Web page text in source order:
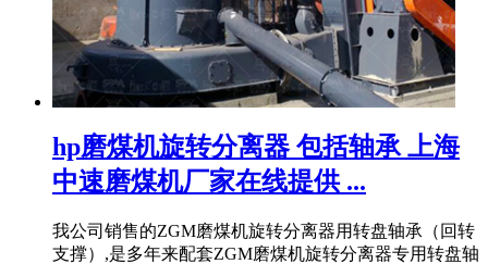
hp磨煤机旋转分离器 包括轴承 上海
中速磨煤机厂家在线提供 ...
我公司销售的ZGM磨煤机旋转分离器用转盘轴承（回转
支撑）,是多年来配套ZGM磨煤机旋转分离器专用转盘轴